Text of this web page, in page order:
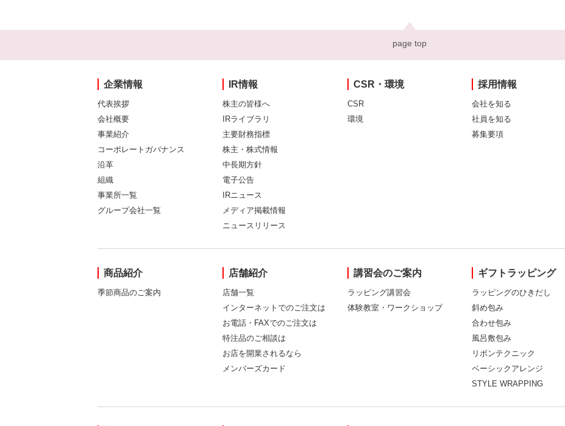
page top
企業情報
代表挨拶
会社概要
事業紹介
コーポレートガバナンス
沿革
組織
事業所一覧
グループ会社一覧
IR情報
株主の皆様へ
IRライブラリ
主要財務指標
株主・株式情報
中長期方針
電子公告
IRニュース
メディア掲載情報
ニュースリリース
CSR・環境
CSR
環境
採用情報
会社を知る
社員を知る
募集要項
商品紹介
季節商品のご案内
店舗紹介
店舗一覧
インターネットでのご注文は
お電話・FAXでのご注文は
特注品のご相談は
お店を開業されるなら
メンバーズカード
講習会のご案内
ラッピング講習会
体験教室・ワークショップ
ギフトラッピング
ラッピングのひきだし
斜め包み
合わせ包み
風呂敷包み
リボンテクニック
ベーシックアレンジ
STYLE WRAPPING